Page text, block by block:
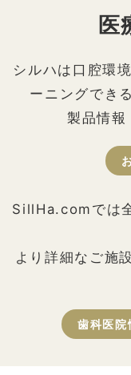
医
シルハは口腔環
ーニングでき
製品情報
SillHa.comでは
より詳細なご施
歯科医院